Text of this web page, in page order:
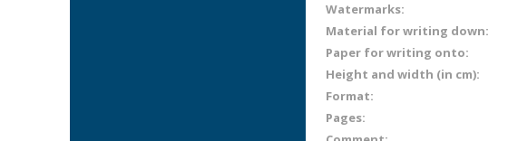
Watermarks:
Material for writing down:
Paper for writing onto:
Height and width (in cm):
Format:
Pages: